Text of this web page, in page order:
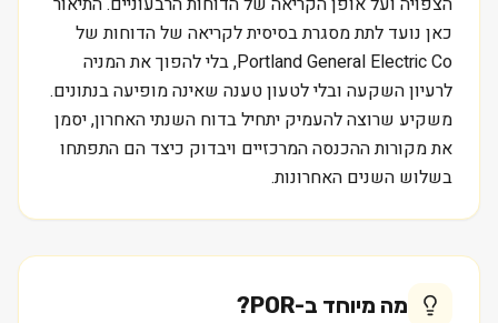
כאן נועד לתת מסגרת בסיסית לקריאה של הדוחות של
Portland General Electric Co, בלי להפוך את המניה
לרעיון השקעה ובלי לטעון טענה שאינה מופיעה בנתונים.
משקיע שרוצה להעמיק יתחיל בדוח השנתי האחרון, יסמן
את מקורות ההכנסה המרכזיים ויבדוק כיצד הם התפתחו
בשלוש השנים האחרונות.
מה מיוחד ב-POR
?